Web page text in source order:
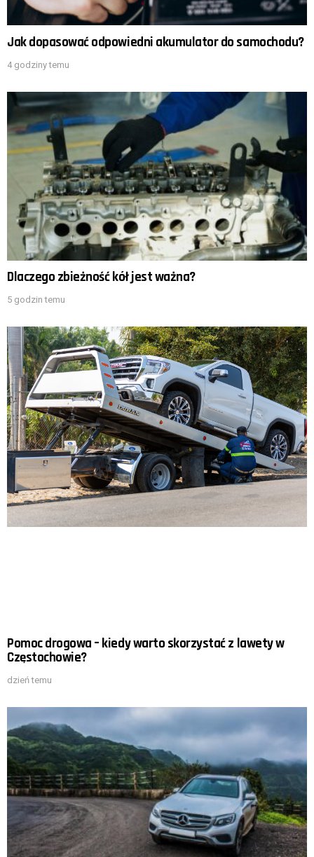
Jak dopasować odpowiedni akumulator do samochodu?
4 godziny temu
Dlaczego zbieżność kół jest ważna?
5 godzin temu
Pomoc drogowa – kiedy warto skorzystać z lawety w
Częstochowie?
dzień temu